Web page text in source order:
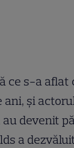
ce s-a
ani, și
au devenit
a